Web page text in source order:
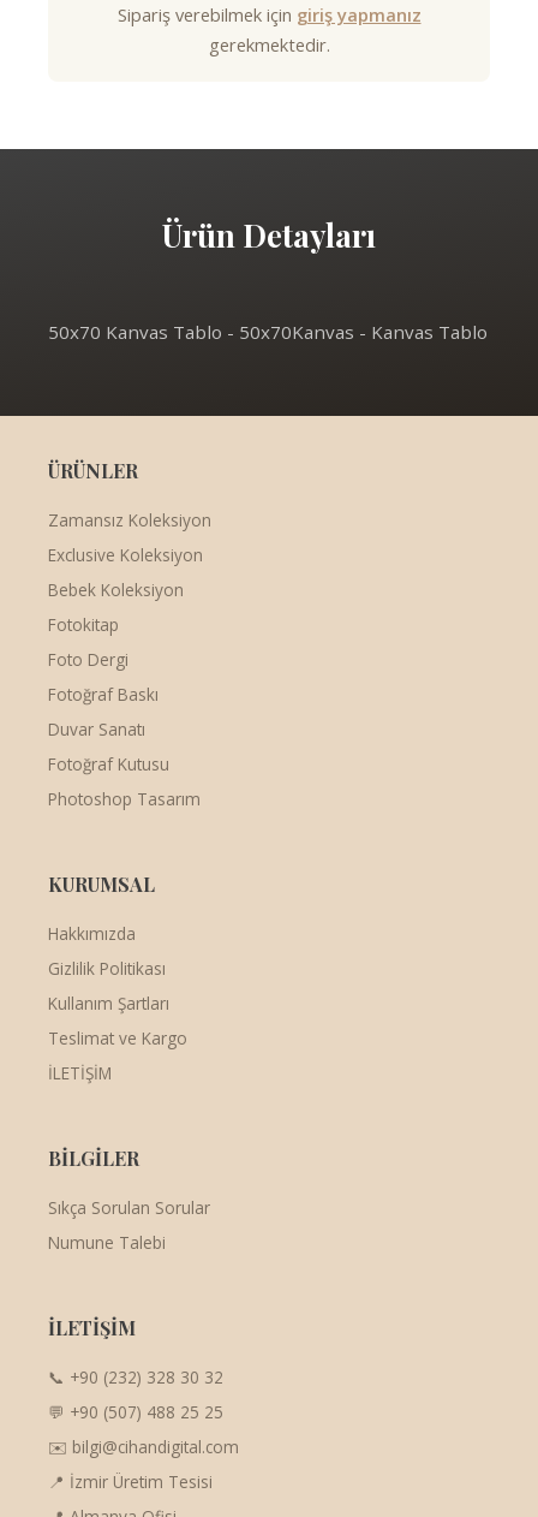
Sipariş verebilmek için giriş yapmanız
gerekmektedir.
Ürün Detayları
50x70 Kanvas Tablo - 50x70Kanvas - Kanvas Tablo
ÜRÜNLER
Zamansız Koleksiyon
Exclusive Koleksiyon
Bebek Koleksiyon
Fotokitap
Foto Dergi
Fotoğraf Baskı
Duvar Sanatı
Fotoğraf Kutusu
Photoshop Tasarım
KURUMSAL
Hakkımızda
Gizlilik Politikası
Kullanım Şartları
Teslimat ve Kargo
İLETİŞİM
BİLGİLER
Sıkça Sorulan Sorular
Numune Talebi
İLETİŞİM
📞 +90 (232) 328 30 32
💬 +90 (507) 488 25 25
✉️ bilgi@cihandigital.com
📍 İzmir Üretim Tesisi